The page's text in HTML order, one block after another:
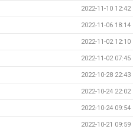
2022-11-10 12:42
2022-11-06 18:14
2022-11-02 12:10
2022-11-02 07:45
2022-10-28 22:43
2022-10-24 22:02
2022-10-24 09:54
2022-10-21 09:59